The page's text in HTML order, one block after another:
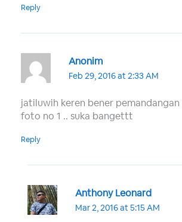
Reply
Anonim
Feb 29, 2016 at 2:33 AM
jatiluwih keren bener pemandangan
foto no 1 .. suka bangettt
Reply
Anthony Leonard
Mar 2, 2016 at 5:15 AM